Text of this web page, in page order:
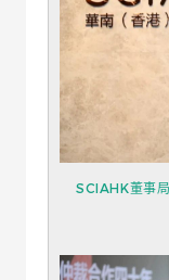
SCIAHK董事